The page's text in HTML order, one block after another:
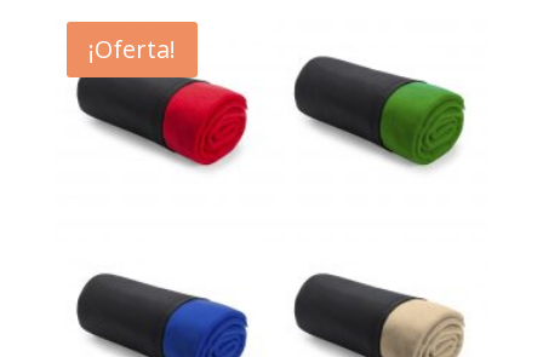
era:
87,80€.
es:
39,55€.
¡Oferta!